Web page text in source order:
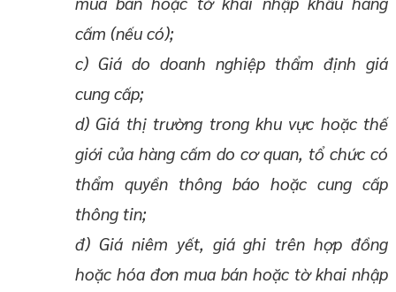
cấm (nếu có);
c) Giá do doanh nghiệp thẩm định giá
cung cấp;
d) Giá thị trường trong khu vực hoặc thế
giới của hàng cấm do cơ quan, tổ chức có
thẩm quyền thông báo hoặc cung cấp
thông tin;
đ) Giá niêm yết, giá ghi trên hợp đồng
hoặc hóa đơn mua bán hoặc tờ khai nhập